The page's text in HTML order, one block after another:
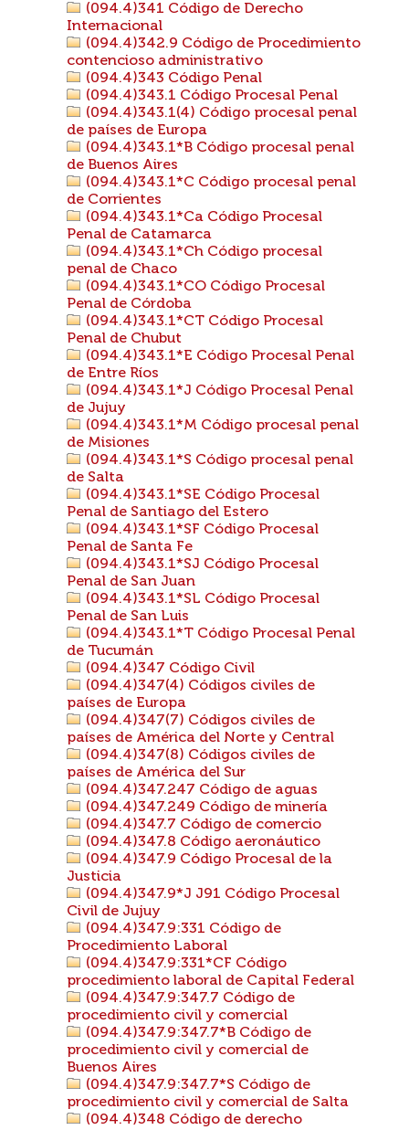
(094.4)341 Código de Derecho
Internacional
(094.4)342.9 Código de Procedimiento
contencioso administrativo
(094.4)343 Código Penal
(094.4)343.1 Código Procesal Penal
(094.4)343.1(4) Código procesal penal
de países de Europa
(094.4)343.1*B Código procesal penal
de Buenos Aires
(094.4)343.1*C Código procesal penal
de Corrientes
(094.4)343.1*Ca Código Procesal
Penal de Catamarca
(094.4)343.1*Ch Código procesal
penal de Chaco
(094.4)343.1*CO Código Procesal
Penal de Córdoba
(094.4)343.1*CT Código Procesal
Penal de Chubut
(094.4)343.1*E Código Procesal Penal
de Entre Ríos
(094.4)343.1*J Código Procesal Penal
de Jujuy
(094.4)343.1*M Código procesal penal
de Misiones
(094.4)343.1*S Código procesal penal
de Salta
(094.4)343.1*SE Código Procesal
Penal de Santiago del Estero
(094.4)343.1*SF Código Procesal
Penal de Santa Fe
(094.4)343.1*SJ Código Procesal
Penal de San Juan
(094.4)343.1*SL Código Procesal
Penal de San Luis
(094.4)343.1*T Código Procesal Penal
de Tucumán
(094.4)347 Código Civil
(094.4)347(4) Códigos civiles de
países de Europa
(094.4)347(7) Códigos civiles de
países de América del Norte y Central
(094.4)347(8) Códigos civiles de
países de América del Sur
(094.4)347.247 Código de aguas
(094.4)347.249 Código de minería
(094.4)347.7 Código de comercio
(094.4)347.8 Código aeronáutico
(094.4)347.9 Código Procesal de la
Justicia
(094.4)347.9*J J91 Código Procesal
Civil de Jujuy
(094.4)347.9:331 Código de
Procedimiento Laboral
(094.4)347.9:331*CF Código
procedimiento laboral de Capital Federal
(094.4)347.9:347.7 Código de
procedimiento civil y comercial
(094.4)347.9:347.7*B Código de
procedimiento civil y comercial de
Buenos Aires
(094.4)347.9:347.7*S Código de
procedimiento civil y comercial de Salta
(094.4)348 Código de derecho